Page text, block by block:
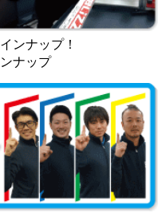
ンナップ！
ナップ